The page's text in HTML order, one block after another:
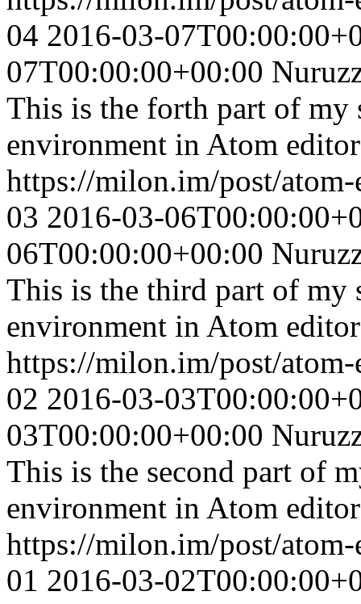
04 2016-03-
07T00:00:00+00:00
This is the forth part of my
environment in Atom
https://milon.im/post/
03 2016-03-
06T00:00:00+00:00
This is the third part of my
environment in Atom
https://milon.im/post/
02 2016-03-
03T00:00:00+00:00
This is the second part of
environment in Atom
https://milon.im/post/
01 2016-03-